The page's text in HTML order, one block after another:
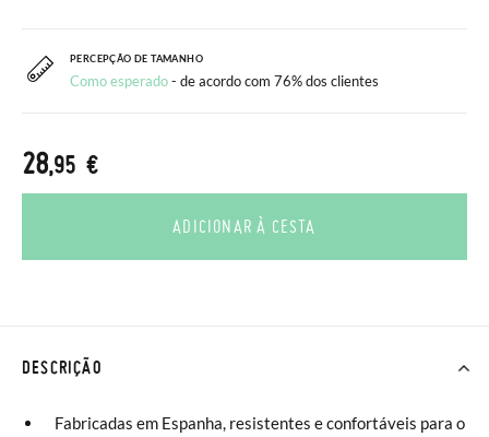
PERCEPÇÃO DE TAMANHO
Como esperado- de acordo com 76% dos clientes
28,95 €
ADICIONAR À CESTA
DESCRIÇÃO
Fabricadas em Espanha, resistentes e confortáveis para o